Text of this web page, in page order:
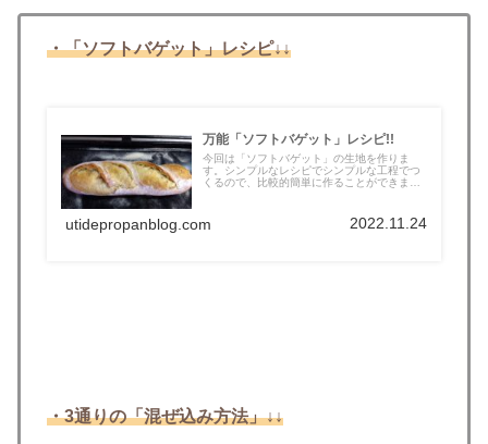
・「ソフトバゲット」レシピ↓↓
万能「ソフトバゲット」レシピ!!
今回は「ソフトバゲット」の生地を作りま
す。シンプルなレシピでシンプルな工程でつ
くるので、比較的簡単に作ることができま
utidepropanblog.com 2022.11.24
・3通りの「混ぜ込み方法」↓↓